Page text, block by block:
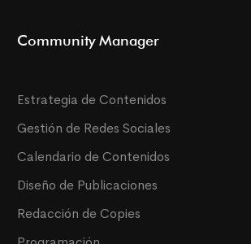
Community Manager
Estrategia de Contenidos
Gestión de Redes Sociales
Calendario de Contenidos
Diseño de Publicaciones
Redacción de Copies